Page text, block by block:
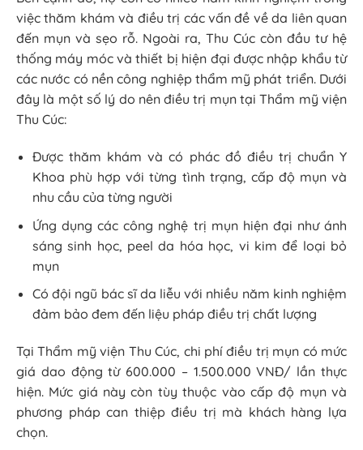
việc thăm khám và điều trị các vấn đề về da liên quan
đến mụn và sẹo rỗ. Ngoài ra, Thu Cúc còn đầu tư hệ
thống máy móc và thiết bị hiện đại được nhập khẩu từ
các nước có nền công nghiệp thẩm mỹ phát triển. Dưới
đây là một số lý do nên điều trị mụn tại Thẩm mỹ viện
Thu Cúc:
Được thăm khám và có phác đồ điều trị chuẩn Y
Khoa phù hợp với từng tình trạng, cấp độ mụn và
nhu cầu của từng người
Ứng dụng các công nghệ trị mụn hiện đại như ánh
sáng sinh học, peel da hóa học, vi kim để loại bỏ
mụn
Có đội ngũ bác sĩ da liễu với nhiều năm kinh nghiệm
đảm bảo đem đến liệu pháp điều trị chất lượng
Tại Thẩm mỹ viện Thu Cúc, chi phí điều trị mụn có mức
giá dao động từ 600.000 – 1.500.000 VNĐ/ lần thực
hiện. Mức giá này còn tùy thuộc vào cấp độ mụn và
phương pháp can thiệp điều trị mà khách hàng lựa
chọn.